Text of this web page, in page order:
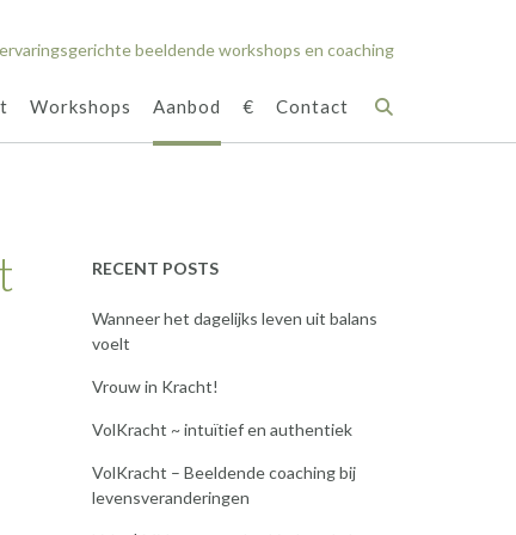
ervaringsgerichte beeldende workshops en coaching
Workshops Aanbod € Contact
RECENT POSTS
Wanneer het dagelijks leven uit balans
voelt
Vrouw in Kracht!
VolKracht ~ intuïtief en authentiek
VolKracht – Beeldende coaching bij
levensveranderingen